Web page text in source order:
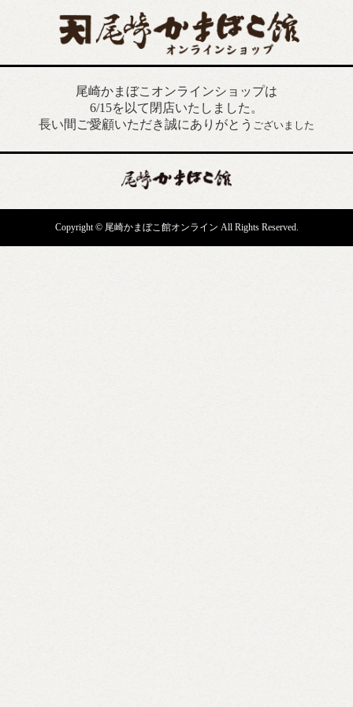
尾崎かまぼこオンラインショップは
6/15を以て閉店いたしました。
長い間ご愛顧いただき誠にありがとう ございました
Copyright © 尾崎かまぼこ館オンライン All Rights Reserved.